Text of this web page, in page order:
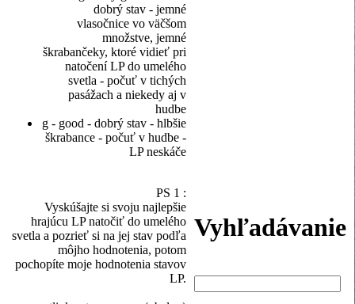
dobrý stav - jemné
vlasočnice vo väčšom
množstve, jemné
škrabančeky, ktoré vidieť pri
natočení LP do umelého
svetla - počuť v tichých
pasážach a niekedy aj v
hudbe
g - good - dobrý stav - hlbšie
škrabance - počuť v hudbe -
LP neskáče
PS 1 :
Vyskúšajte si svoju najlepšie
hrajúcu LP natočiť do umelého
svetla a pozrieť si na jej stav podľa
môjho hodnotenia, potom
pochopíte moje hodnotenia stavov
LP.
Vyhľadávanie